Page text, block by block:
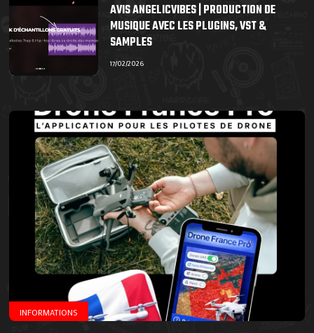
AVIS ANGELICVIBES | PRODUCTION DE
MUSIQUE AVEC LES PLUGINS, VST &
SAMPLES
17/02/2026
INFORMATIONS